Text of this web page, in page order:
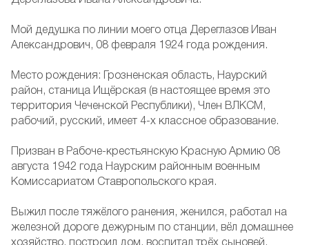
Мой дедушка по линии моего отца Дереглазов Иван
Александрович, 08 февраля 1924 года рождения.
Место рождения: Грозненская область, Наурский
район, станица Ищёрская (в настоящее время это
территория Чеченской Республики), Член ВЛКСМ,
рабочий, русский, имеет 4-х классное образование.
Призван в Рабоче-крестьянскую Красную Армию 08
августа 1942 года Наурским районным военным
Комиссариатом Ставропольского края.
Выжил после тяжёлого ранения, женился, работал на
железной дороге дежурным по станции, вёл домашнее